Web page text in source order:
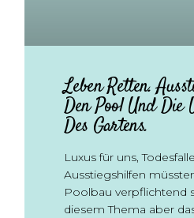
Leben Retten.
Den Pool Und Die
Des Gartens.
Luxus für uns,
Ausstiegshilfen
Poolbau verpflichtend
diesem Thema aber